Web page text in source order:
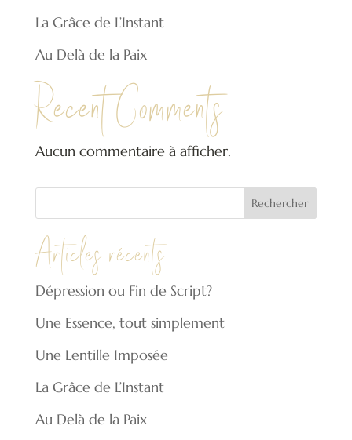
La Grâce de L’Instant
Au Delà de la Paix
Recent Comments
Aucun commentaire à afficher.
Articles récents
Dépression ou Fin de Script?
Une Essence, tout simplement
Une Lentille Imposée
La Grâce de L’Instant
Au Delà de la Paix